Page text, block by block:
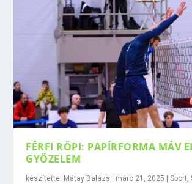
FÉRFI RÖPI: PAPÍRFORMA MÁV
GYŐZELEM
készítette: Mátay Balázs márc 21, 2025 |Sport,